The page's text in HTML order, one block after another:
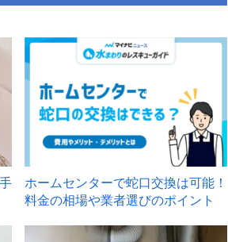
ホームセンターで蛇口交換は可能！
料金の相場や業者選びのポイント